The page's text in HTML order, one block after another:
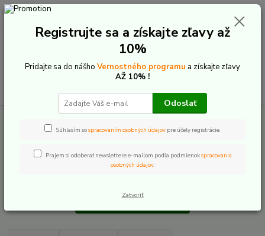
+421 907 20 22 33
0,00 €
Pevné - hardtail
Registrujte sa a získajte zľavy až
10%
Pridajte sa do nášho Vernostného programu a získajte zľavy
AŽ 10% !
Odoslať
Súhlasím sospracovaním osobných údajov pre účely registrácie.
Prajem si odoberať newslettere e-mailom podľa podmienokspracovania
osobných údajov.
Zatvoriť